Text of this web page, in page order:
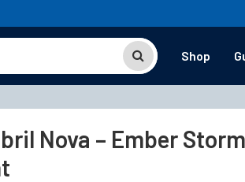
Shop
Nova – Ember Storm